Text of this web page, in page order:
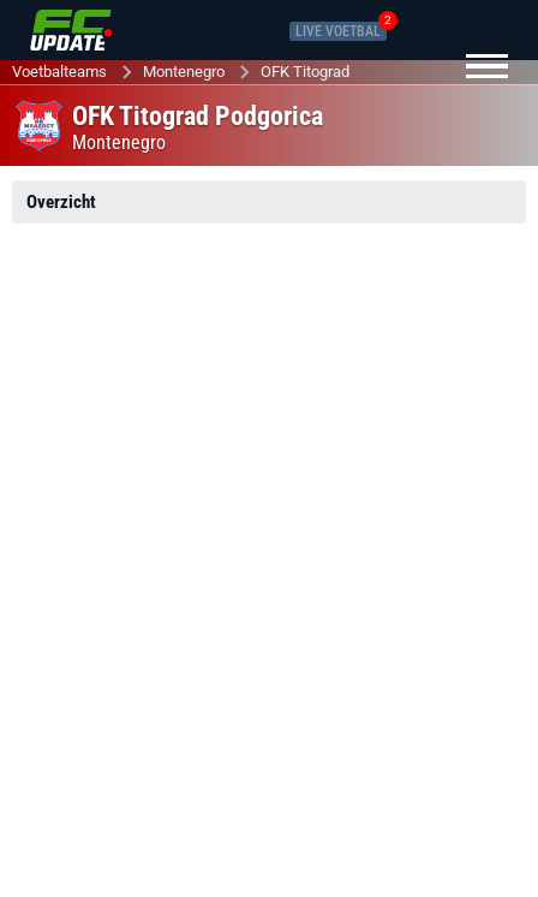
LIVE VOETBAL
2
Voetbalteams Montenegro OFK Titograd
OFK Titograd Podgorica
Montenegro
Overzicht